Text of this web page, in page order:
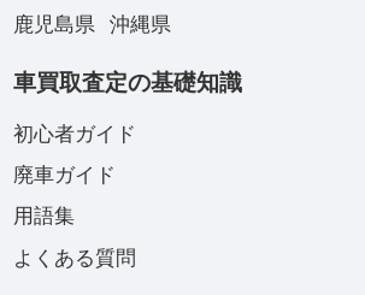
鹿児島県
沖縄県
車買取査定の基礎知識
初心者ガイド
廃車ガイド
用語集
よくある質問